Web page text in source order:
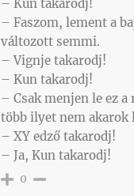
– Kun takarodj!
– Faszom, lement a
változott semmi.
– Vignje takarodj!
– Kun takarodj!
– Csak menjen le ez
több ilyet nem akarok
– XY edző takarodj!
– Ja, Kun takarodj!
0